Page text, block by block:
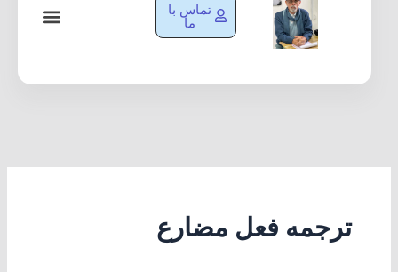
تماس با
ما
ترجمه فعل مضارع